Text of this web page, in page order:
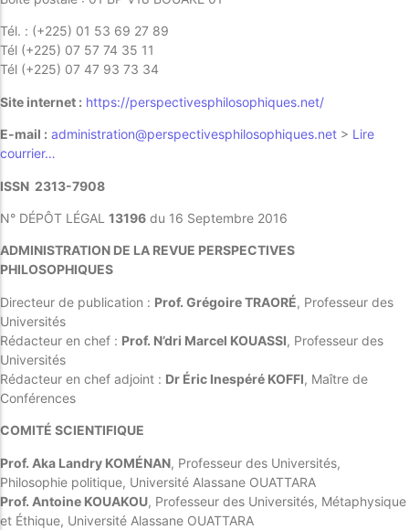
POPULAR THIS WEEK
No Posts Found!
No Posts Found!
Tél. : (+225) 01 53 69 27 89
Tél (+225) 07 57 74 35 11
Tél (+225) 07 47 93 73 34
Site internet : https://perspectivesphilosophiques.net/
E-mail : administration@perspectivesphilosophiques.net > Lire
courrier…
ISSN 2313-7908
N° DÉPÔT LÉGAL 13196 du 16 Septembre 2016
ADMINISTRATION DE LA REVUE PERSPECTIVES
PHILOSOPHIQUES
Directeur de publication : Prof. Grégoire TRAORÉ, Professeur des
Universités
Rédacteur en chef : Prof. N’dri Marcel KOUASSI, Professeur des
Universités
Rédacteur en chef adjoint : Dr Éric Inespéré KOFFI, Maître de
Conférences
COMITÉ SCIENTIFIQUE
Prof. Aka Landry KOMÉNAN, Professeur des Universités,
Philosophie politique, Université Alassane OUATTARA
Prof. Antoine KOUAKOU, Professeur des Universités, Métaphysique
et Éthique, Université Alassane OUATTARA